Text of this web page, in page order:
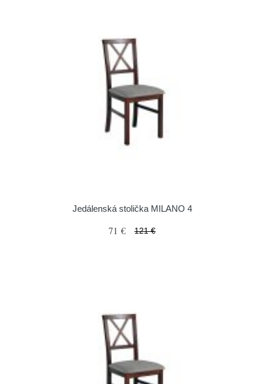
Jedálenská stolička MILANO 4
71 € 121 €